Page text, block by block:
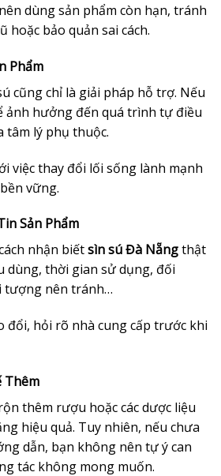
dùng sản phẩm còn hạn, tránh
hoặc bảo quản sai cách.
Phẩm
cũng chỉ là giải pháp hỗ trợ. Nếu
ảnh hưởng đến quá trình tự điều
tâm lý phụ thuộc.
việc thay đổi lối sống lành mạnh
vững.
Sản Phẩm
nhận biếtsìn sú Đà Nẵngthật
dùng, thời gian sử dụng, đối
tượng nên tránh…
hỏi rõ nhà cung cấp trước khi
Thêm
thêm rượu hoặc các dược liệu
hiệu quả. Tuy nhiên, nếu chưa
dẫn, bạn không nên tự ý can
tác không mong muốn.